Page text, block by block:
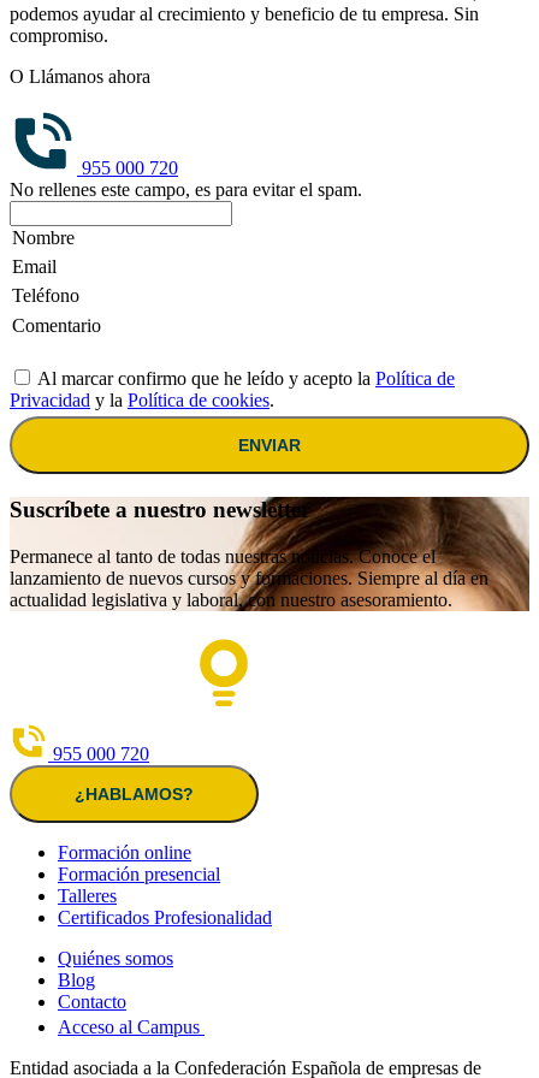
podemos ayudar al crecimiento y beneficio de tu empresa. Sin
compromiso.
O Llámanos ahora
955 000 720
No rellenes este campo, es para evitar el spam.
Al marcar confirmo que he leído y acepto la Política de
Privacidad y la Política de cookies.
ENVIAR
Suscríbete a nuestro newsletter
Permanece al tanto de todas nuestras noticias. Conoce el
lanzamiento de nuevos cursos y formaciones. Siempre al día en
actualidad legislativa y laboral, con nuestro asesoramiento.
955 000 720
¿HABLAMOS?
Formación online
Formación presencial
Talleres
Certificados Profesionalidad
Quiénes somos
Blog
Contacto
Acceso al Campus
Entidad asociada a la Confederación Española de empresas de